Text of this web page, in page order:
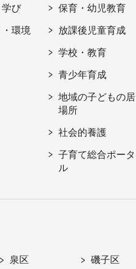
学び
環境
保育・幼児教育
放課後児童育成
学校・教育
青少年育成
地域の子どもの居
場所
社会的養護
子育て総合ポータ
ル
泉区 磯子区